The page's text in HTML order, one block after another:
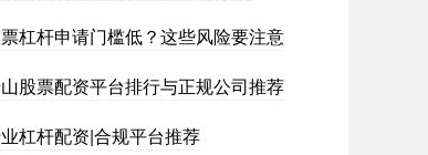
杠杆申请门槛低？这些风险要注意
股票配资平台排行与正规公司推荐
杠杆配资|合规平台推荐